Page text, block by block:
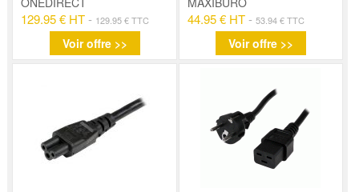
129.95 € HT - 129.95 € TTC
Voir offre >>
44.95 € HT- 53.94 € TTC
Voir offre >>